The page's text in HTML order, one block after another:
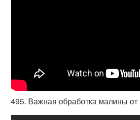
495. Важная обработка малины от